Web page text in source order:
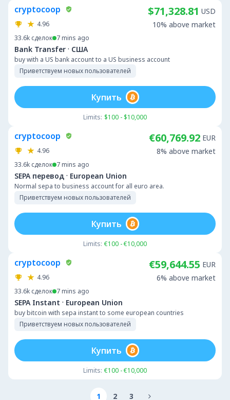
cryptocoop
4.96
33.6k сделок 7 mins ago
Bank Transfer · США
buy with a US bank account to a US business account
Приветствуем новых пользователей
$71,328.81 USD
10% above market
Limits: $100 - $10,000
Купить
cryptocoop
4.96
33.6k сделок 7 mins ago
SEPA перевод · European Union
Normal sepa to business account for all euro area.
Приветствуем новых пользователей
€60,769.92 EUR
8% above market
Limits: €100 - €10,000
Купить
cryptocoop
4.96
33.6k сделок 7 mins ago
SEPA Instant · European Union
buy bitcoin with sepa instant to some european countries
Приветствуем новых пользователей
€59,644.55 EUR
6% above market
Limits: €100 - €10,000
Купить
1 2 3 